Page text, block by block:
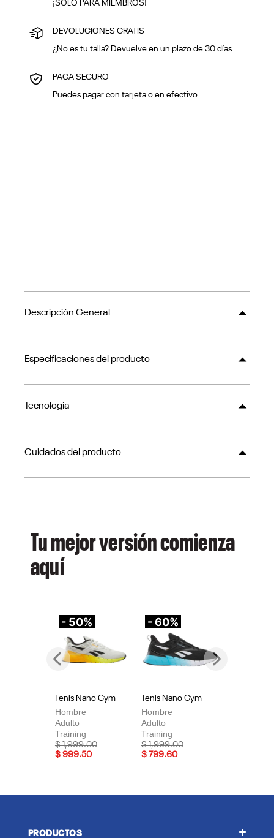
¡SOLO PARA MIEMBROS!
DEVOLUCIONES GRATIS
¿No es tu talla? Devuelve en un plazo de 30 días
PAGA SEGURO
Puedes pagar con tarjeta o en efectivo
Descripción General
Especificaciones del producto
Tecnología
Cuidados del producto
Tu mejor versión comienza
aquí
- 50%
Tenis Nano Gym
Hombre
Adulto
Training
Price reduced from
$ 1,999.00to
$ 999.50
- 60%
Tenis Nano Gym
Hombre
Adulto
Training
Price reduced from
$ 1,999.00to
$ 799.60
Previous
PRODUCTOS